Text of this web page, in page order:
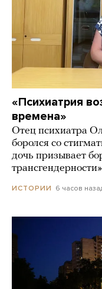
«Психиатрия
времена»
Отец психиатра
боролся со
дочь призывает
ИСТОРИИ 6 часов